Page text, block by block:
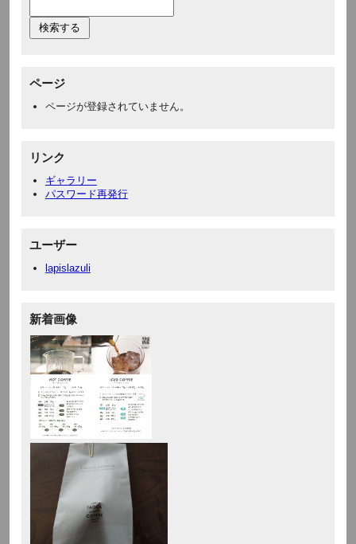
ページ
ページが登録されていません。
リンク
ギャラリー
パスワード再発行
ユーザー
lapislazuli
新着画像